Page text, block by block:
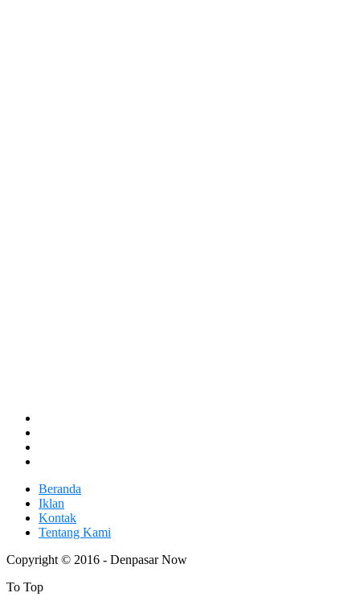
Beranda
Iklan
Kontak
Tentang Kami
Copyright © 2016 - Denpasar Now
To Top